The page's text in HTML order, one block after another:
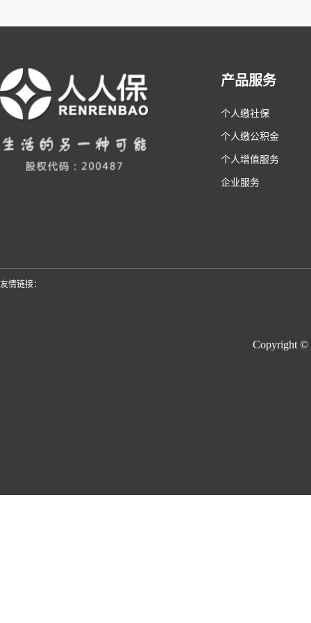
产品服务
个人缴社保
个人缴公积金
个人增值服务
企业服务
友情链接：
Copyright ©